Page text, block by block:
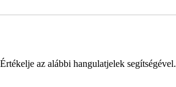
az alábbi hangulatjelek segítségével.